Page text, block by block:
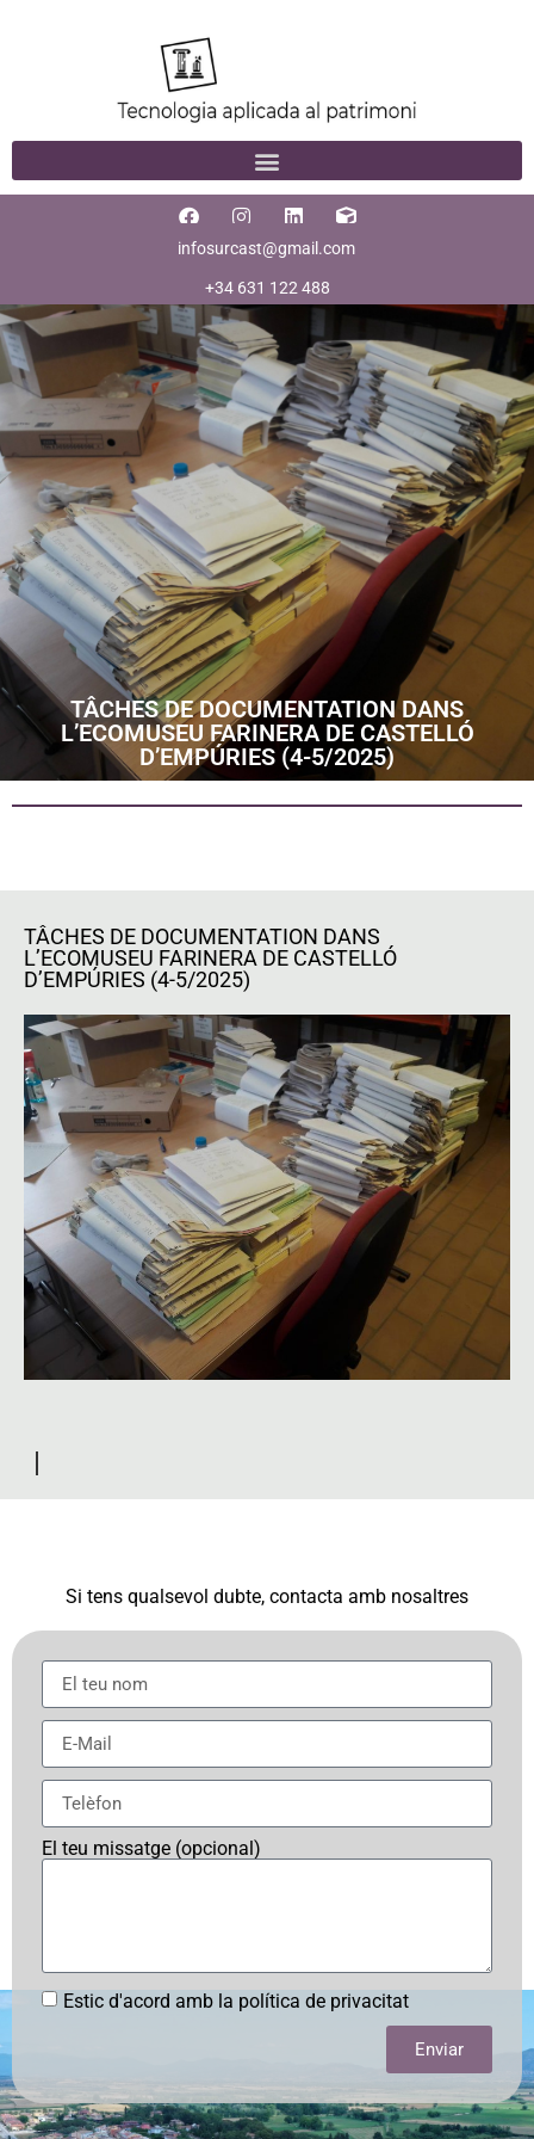
infosurcast@gmail.com
+34 631 122 488
TÂCHES DE DOCUMENTATION DANS
L’ECOMUSEU FARINERA DE CASTELLÓ
D’EMPÚRIES (4-5/2025)
TÂCHES DE DOCUMENTATION DANS
L’ECOMUSEU FARINERA DE CASTELLÓ
D’EMPÚRIES (4-5/2025)
Si tens qualsevol dubte, contacta amb nosaltres
El teu missatge (opcional)
Estic d'acord amb la política de privacitat
Enviar